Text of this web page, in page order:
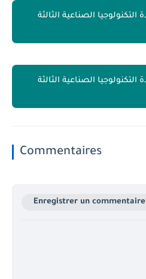
الصناعية الثالثة
الصناعية الثالثة
Commentaires
Enregistrer un commentaire